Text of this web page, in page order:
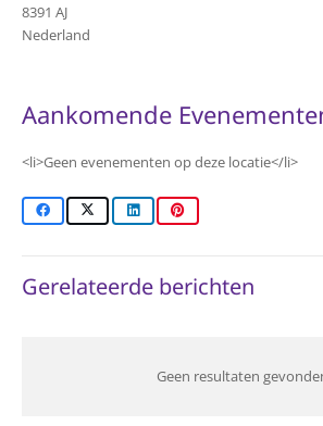
8391 AJ
Nederland
Aankomende
<li>Geen evenementen op deze locatie</li>
Gerelateerde berichten
Geen resultaten